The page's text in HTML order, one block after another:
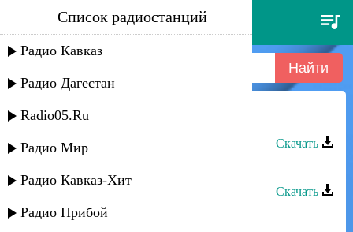
аслан кятов - я не забуду
Список радиостанций
Радио Кавказ
Радио Дагестан
Radio05.Ru
Радио Мир
Радио Кавказ-Хит
Радио Прибой
Аслан Кятов - Вспоминаю
Скачать
Скачать
Аслан Кятов - Дай мне на память